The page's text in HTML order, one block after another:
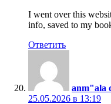
I went over this
info, saved to my
Ответить
anm"ala
25.05.2026 в 13:19